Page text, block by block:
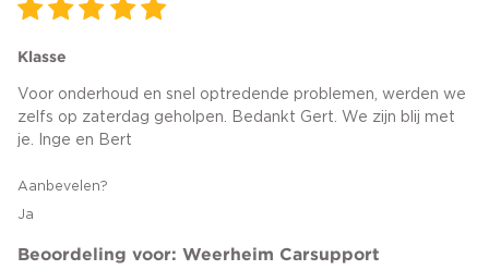
Klasse
Voor onderhoud en snel optredende problemen, werden we
zelfs op zaterdag geholpen. Bedankt Gert. We zijn blij met
je. Inge en Bert
Aanbevelen?
Ja
Beoordeling voor: Weerheim Carsupport